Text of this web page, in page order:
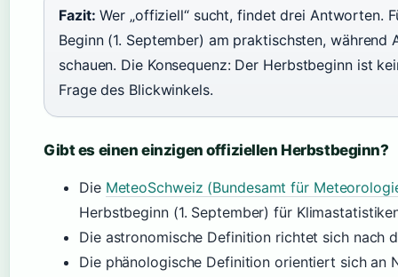
Fazit: Wer „offiziell“ sucht, findet drei Antworten.
Beginn (1. September) am praktischsten,
schauen. Die Konsequenz: Der Herbstbeginn ist
Frage des Blickwinkels.
Gibt es einen einzigen offiziellen Herbstbeginn?
Die MeteoSchweiz (Bundesamt für
Herbstbeginn (1. September) für
Die astronomische Definition richtet sich nach
Die phänologische Definition orientiert sich an